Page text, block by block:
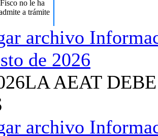
no le ha
a trámite
LA AEAT